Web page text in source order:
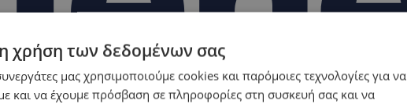
χρήση των δεδομένων σας
μας χρησιμοποιούμε cookies και παρόμοιες τεχνολογίες για να
και να έχουμε πρόσβαση σε πληροφορίες στη συσκευή σας και να